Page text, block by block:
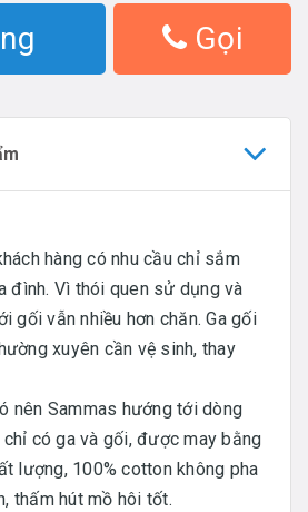
Gọi
hàng có nhu cầu chỉ sắm
đình. Vì thói quen sử dụng và
gối vẫn nhiều hơn chăn. Ga gối
xuyên cần vệ sinh, thay
nên Sammas hướng tới dòng
có ga và gối, được may bằng
lượng, 100% cotton không pha
thấm hút mồ hôi tốt.